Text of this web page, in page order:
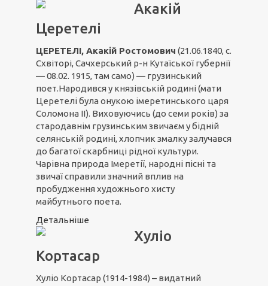
Акакій
Церетелі
ЦЕРЕТЕЛІ, Акакій Ростомович (21.06.1840, с.
Схвіторі, Сачхерський р-н Кутаїської губернії
— 08.02. 1915, там само) — грузинський
поет.Народився у князівській родині (мати
Церетелі була онукою імеретинського царя
Соломона II). Виховуючись (до семи років) за
стародавнім грузинським звичаєм у бідній
селянській родині, хлопчик змалку залучався
до багатої скарбниці рідної культури.
Чарівна природа Імеретії, народні пісні та
звичаї справили значний вплив на
пробудження художнього хисту
майбутнього поета.
Детальніше
Хуліо
Кортасар
Хуліо Кортасар (1914-1984) – видатний